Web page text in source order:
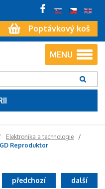
Poptávkový koš
MENU
Elektronika a technologie
Reproduktor
další
předchozí